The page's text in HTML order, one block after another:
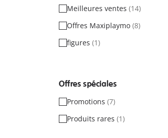
Meilleures ventes (14)
Offres Maxiplaymo (8)
figures (1)
Offres spéciales
Promotions (7)
Produits rares (1)